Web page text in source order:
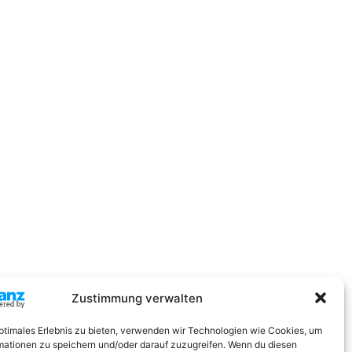
Zustimmung verwalten
Erlebnis zu bieten, verwenden wir Technologien wie Cookies, um
zu speichern und/oder darauf zuzugreifen. Wenn du diesen